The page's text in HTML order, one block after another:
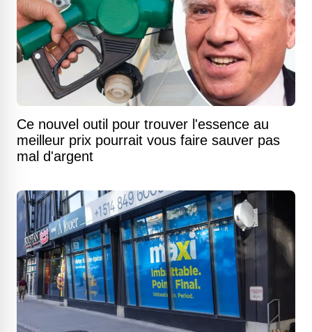
Ce nouvel outil pour trouver l'essence au
meilleur prix pourrait vous faire sauver pas
mal d'argent